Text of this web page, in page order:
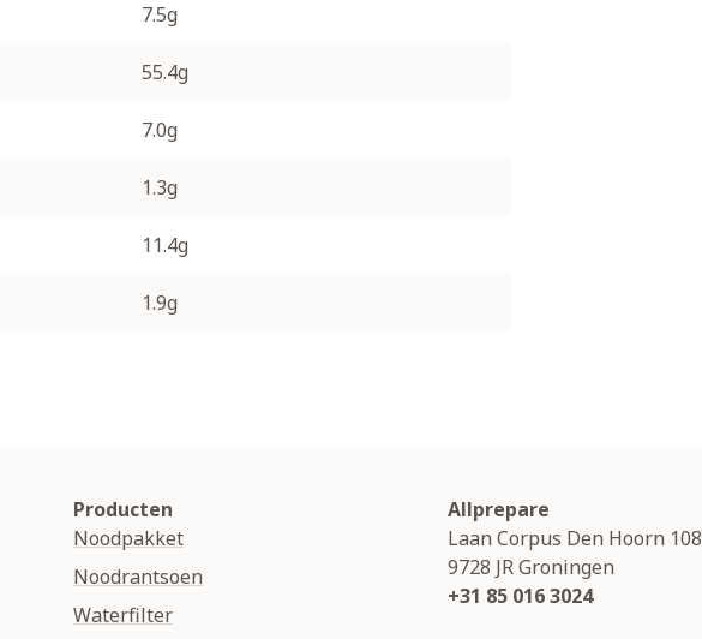
7.5g
55.4g
7.0g
1.3g
11.4g
1.9g
Producten
Noodpakket
Noodrantsoen
Waterfilter
Allprepare
Laan Corpus Den Hoorn 108
9728 JRGroningen
+31 85 016 3024